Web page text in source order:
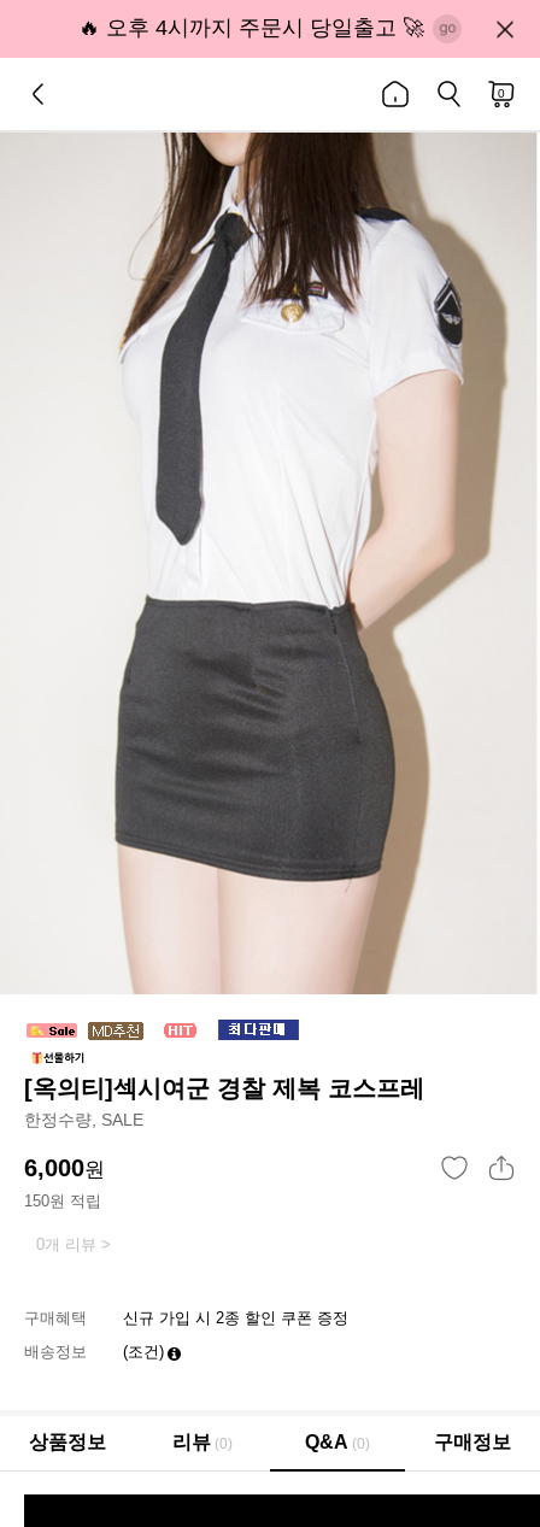
🔥 오후 4시까지 주문시 당일출고 🚀
0
[옥의티]섹시여군 경찰 제복 코스프레
한정수량, SALE
6,000원
150원 적립
0개 리뷰 >
구매혜택
신규 가입 시 2종 할인 쿠폰 증정
배송정보
(조건)
상품정보 리뷰 (0) Q&A (0) 구매정보